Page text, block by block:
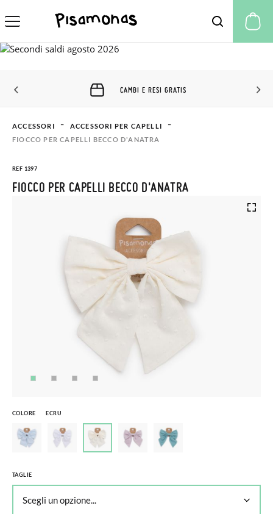
CAMBI E RESI GRATIS
ACCESSORI
ACCESSORI PER CAPELLI
FIOCCO PER CAPELLI BECCO D'ANATRA
REF 1397
FIOCCO PER CAPELLI BECCO D'ANATRA
COLORE ECRU
TAGLIE